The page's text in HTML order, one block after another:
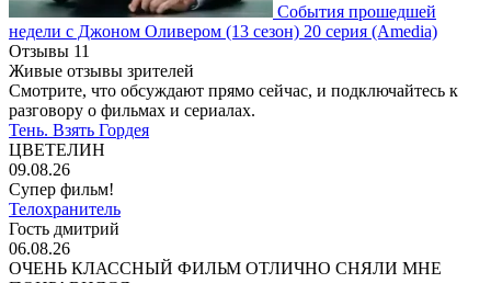
События прошедшей
недели с Джоном Оливером (13 сезон) 20 серия (Amedia)
Отзывы 11
Живые отзывы зрителей
Смотрите, что обсуждают прямо сейчас, и подключайтесь к
разговору о фильмах и сериалах.
Тень. Взять Гордея
ЦВЕТЕЛИН
09.08.26
Супер фильм!
Телохранитель
Гость дмитрий
06.08.26
ОЧЕНЬ КЛАССНЫЙ ФИЛЬМ ОТЛИЧНО СНЯЛИ МНЕ